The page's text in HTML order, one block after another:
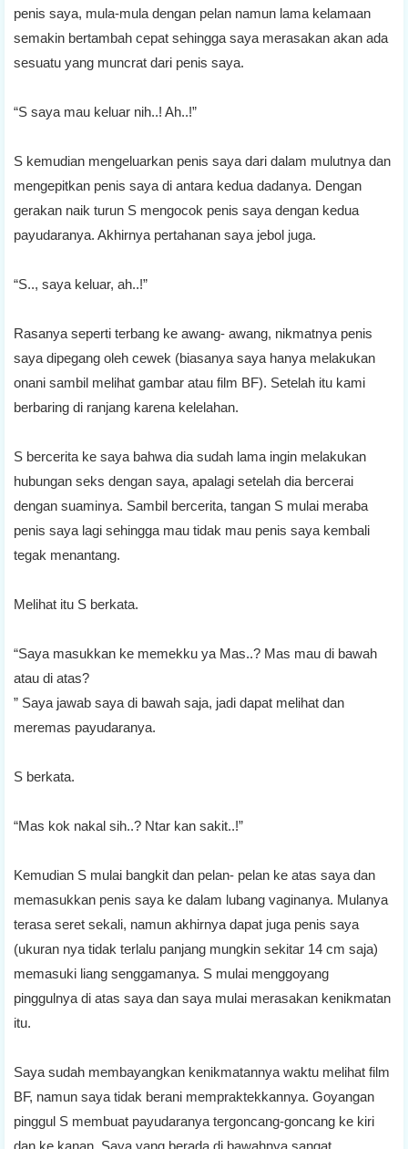
penis saya, mula-mula dengan pelan namun lama kelamaan
semakin bertambah cepat sehingga saya merasakan akan ada
sesuatu yang muncrat dari penis saya.
“S saya mau keluar nih..! Ah..!”
S kemudian mengeluarkan penis saya dari dalam mulutnya dan
mengepitkan penis saya di antara kedua dadanya. Dengan
gerakan naik turun S mengocok penis saya dengan kedua
payudaranya. Akhirnya pertahanan saya jebol juga.
“S.., saya keluar, ah..!”
Rasanya seperti terbang ke awang- awang, nikmatnya penis
saya dipegang oleh cewek (biasanya saya hanya melakukan
onani sambil melihat gambar atau film BF). Setelah itu kami
berbaring di ranjang karena kelelahan.
S bercerita ke saya bahwa dia sudah lama ingin melakukan
hubungan seks dengan saya, apalagi setelah dia bercerai
dengan suaminya. Sambil bercerita, tangan S mulai meraba
penis saya lagi sehingga mau tidak mau penis saya kembali
tegak menantang.
Melihat itu S berkata.
“Saya masukkan ke memekku ya Mas..? Mas mau di bawah
atau di atas?
” Saya jawab saya di bawah saja, jadi dapat melihat dan
meremas payudaranya.
S berkata.
“Mas kok nakal sih..? Ntar kan sakit..!”
Kemudian S mulai bangkit dan pelan- pelan ke atas saya dan
memasukkan penis saya ke dalam lubang vaginanya. Mulanya
terasa seret sekali, namun akhirnya dapat juga penis saya
(ukuran nya tidak terlalu panjang mungkin sekitar 14 cm saja)
memasuki liang senggamanya. S mulai menggoyang
pinggulnya di atas saya dan saya mulai merasakan kenikmatan
itu.
Saya sudah membayangkan kenikmatannya waktu melihat film
BF, namun saya tidak berani mempraktekkannya. Goyangan
pinggul S membuat payudaranya tergoncang-goncang ke kiri
dan ke kanan. Saya yang berada di bawahnya sangat